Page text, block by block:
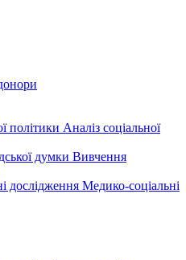
Аналіз соціальної
Вивчення
Медико-соціальні